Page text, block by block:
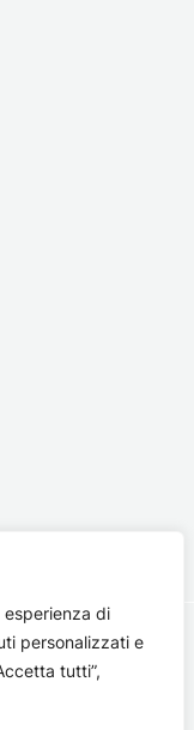
esperienza di
personalizzati e
tutti”,
del
il 18 gennaio